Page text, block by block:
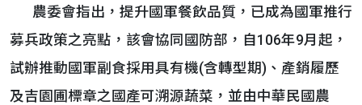
農委會指出，提升國軍餐飲品質，已成為國軍推行
募兵政策之亮點，該會協同國防部，自106年9月起，
試辦推動國軍副食採用具有機(含轉型期)、產銷履歷
及吉園圃標章之國產可溯源蔬菜，並由中華民國農